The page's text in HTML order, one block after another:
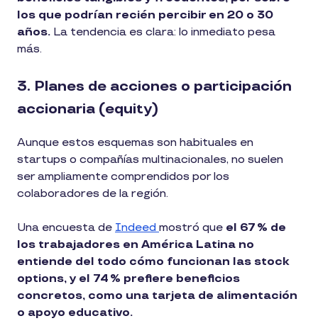
los que podrían recién percibir en 20 o 30
años. La tendencia es clara: lo inmediato pesa
más.
3. Planes de acciones o participación
accionaria (equity)
Aunque estos esquemas son habituales en
startups o compañías multinacionales, no suelen
ser ampliamente comprendidos por los
colaboradores de la región.
Una encuesta de Indeed mostró que el 67 % de
los trabajadores en América Latina no
entiende del todo cómo funcionan las stock
options, y el 74 % prefiere beneficios
concretos, como una tarjeta de alimentación
o apoyo educativo.